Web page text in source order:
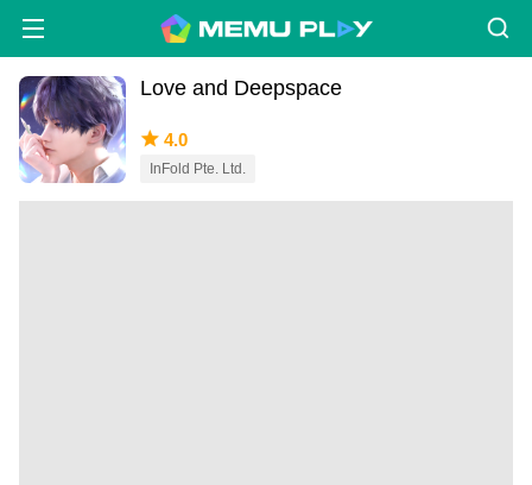
Love and Deepspace
4.0
InFold Pte. Ltd.